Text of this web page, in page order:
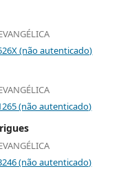
(não autenticado)
(não autenticado)
(não autenticado)